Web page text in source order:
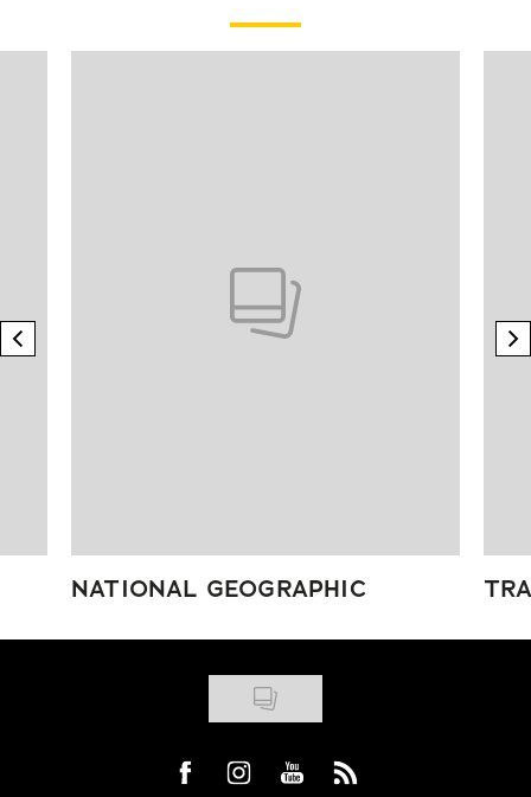
previous element
NATIONAL GEOGRAPHIC
Visit us on Facebook
Visit us on Instagram
Visit us on Youtube
Visit us on Rss